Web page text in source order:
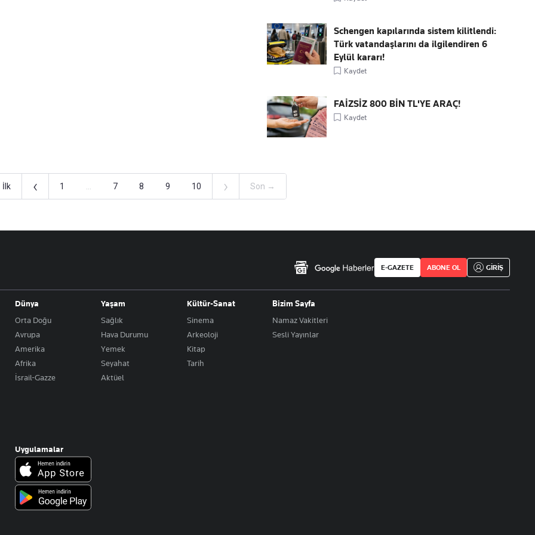
Schengen kapılarında sistem kilitlendi:
Türk vatandaşlarını da ilgilendiren 6
Eylül kararı!
Kaydet
FAİZSİZ 800 BİN TL'YE ARAÇ!
Kaydet
‹ 1 7 8 9 10 › Son →
E-GAZETE ABONE OL GİRİŞ
Dünya
Orta Doğu
Avrupa
Amerika
Afrika
İsrail-Gazze
Yaşam
Sağlık
Hava Durumu
Yemek
Seyahat
Aktüel
Kültür-Sanat
Sinema
Arkeoloji
Kitap
Tarih
Bizim Sayfa
Namaz Vakitleri
Sesli Yayınlar
Uygulamalar